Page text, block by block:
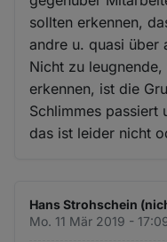
sollten erkennen,
andre u. quasi über
Nicht zu
erkennen, ist die
Schlimmes passiert
das ist leider nicht
Hans Strohschein
Mo. 11 Mär 2019 -